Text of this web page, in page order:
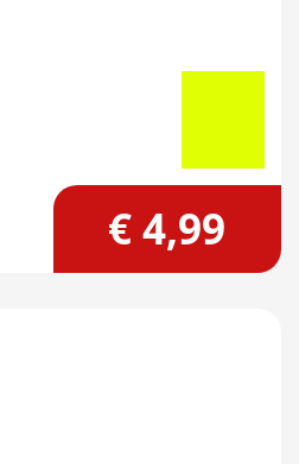
€ 4,99